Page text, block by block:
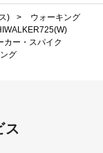
) >
ウォーキング
カー・スパイク
グ
ス